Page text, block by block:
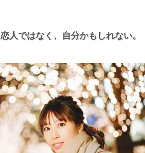
恋人ではなく、 自分かもしれない。